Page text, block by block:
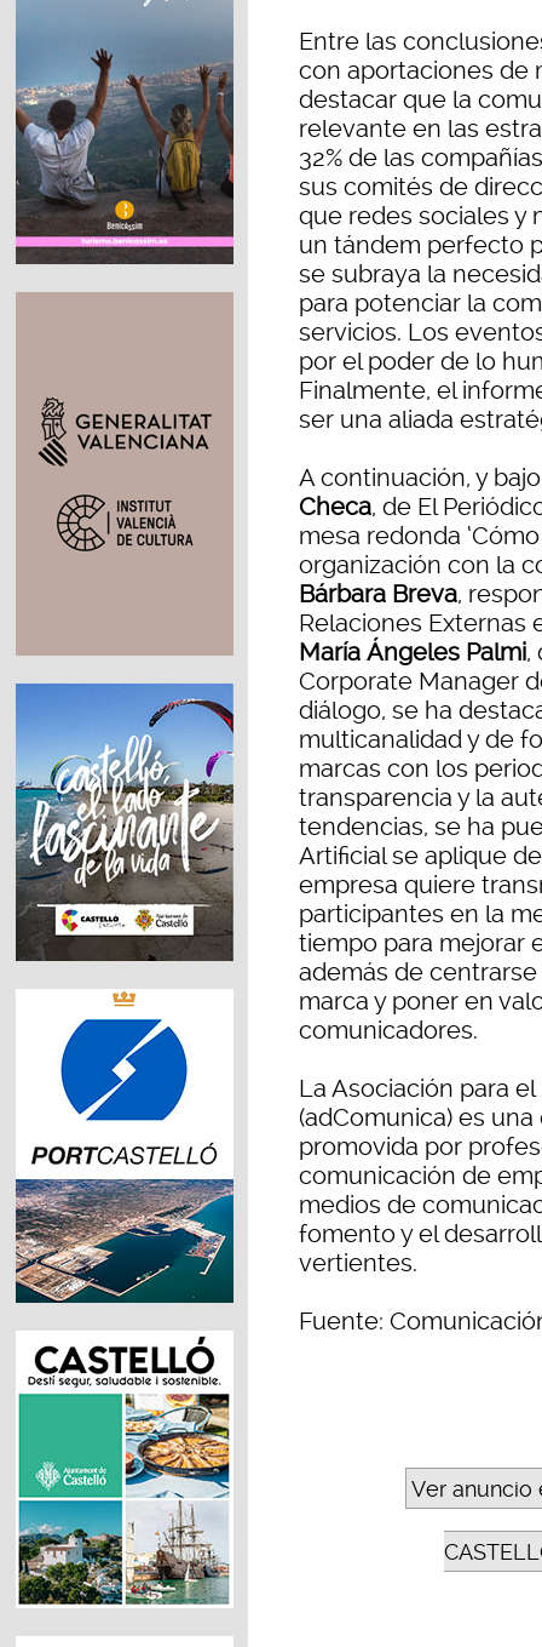
Entre las
con aportaciones de
destacar que la
relevante en las
32% de las
sus comités de
que redes sociales y
un tándem perfecto
se subraya la
para potenciar la
servicios. Los
por el poder de lo
Finalmente, el
ser una aliada
A continuación, y
Checa, de El
mesa redonda
organización con la
Bárbara Breva,
Relaciones Externas
María Ángeles Palmi,
Corporate Manager
diálogo, se ha
multicanalidad y de
marcas con los
transparencia y la
tendencias, se ha
Artificial se aplique
empresa quiere
participantes en la
tiempo para mejorar
además de
marca y poner en
comunicadores.
La Asociación para
(adComunica) es
promovida por
comunicación de
medios de
fomento y el
vertientes.
Fuente:
Ver anuncio